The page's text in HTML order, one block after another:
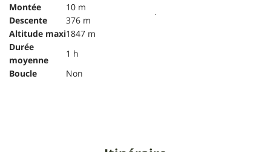
Montée
10 m
Descente
376 m
Altitude maxi1847 m
Durée
moyenne
1 h
Boucle
Non